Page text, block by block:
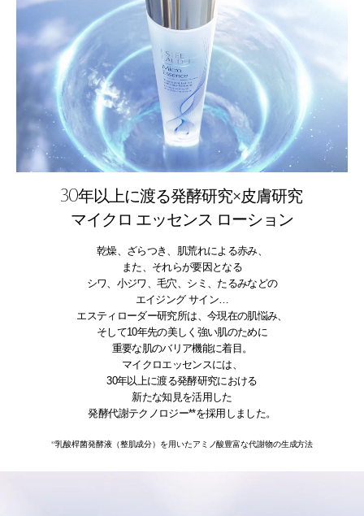
30年以上に渡る発酵研究×皮膚研究
マイクロ エッセンス ローション
乾燥、ざらつき、肌荒れによる赤み、
また、それらが要因となる
シワ、小ジワ、毛穴、シミ、たるみなどの
エイジング サイン…
エスティローダー研究所は、今現在の肌悩み、
そして10年先の美しく強い肌のために
重要な肌のバリア機能に着目。
マイクロエッセンスには、
30年以上に渡る発酵研究における
新たな知見を活用した
発酵代謝テクノロジー**を採用しました。
**乳酸桿菌発酵液（整肌成分）を用いたアミノ酸豊富な代謝物の生成方法